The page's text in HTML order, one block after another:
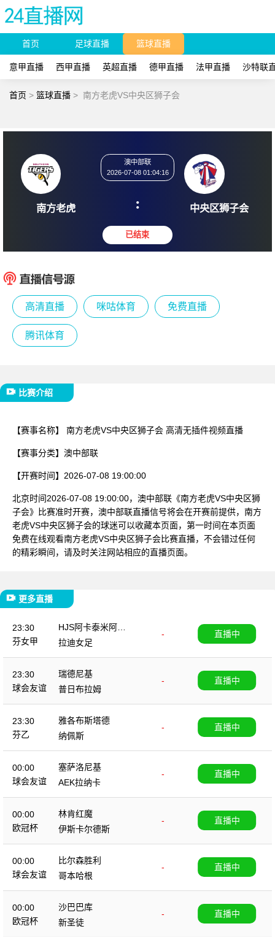
首页 足球直播 篮球直播
意甲直播 西甲直播 英超直播 德甲直播 法甲直播 沙特联
首页 > 篮球直播 > 南方老虎VS中央区狮子会
南方老虎
2026-07-08 01:04:16
: 中央区
高清直播 咪咕体育 免费直播
腾讯体育
比赛介绍
【赛事名称】 南方老虎VS中央区狮子会 高清无插件视频直播
【赛事分类】 澳中部联
【开赛时间】 2026-07-08 19:00:00
北京时间2026-07-08 19:00:00，澳中部联《南方老虎VS中央区狮
子会》比赛准时开赛，澳中部联直播信号将会在开赛前提供，南方
老虎VS中央区狮子会的球迷可以收藏本页面，第一时间在本页面
免费在线观看南方老虎VS中央区狮子会比赛直播，不会错过任何
的精彩瞬间，请及时关注网站相应的直播页面。
更多直播
23:30
芬女甲
HJS阿卡泰米阿女
足
-
拉迪女足
直播中
23:30
球会友谊
瑞德尼基
-
普日布拉姆
直播中
23:30
芬乙
雅各布斯塔德
-
纳佩斯
直播中
00:00
球会友谊
塞萨洛尼基
-
AEK拉纳卡
直播中
00:00
欧冠杯
林肯红魔
-
伊斯卡尔德斯
直播中
00:00
球会友谊
比尔森胜利
-
哥本哈根
直播中
00:00
欧冠杯
沙巴巴库
-
新圣徒
直播中